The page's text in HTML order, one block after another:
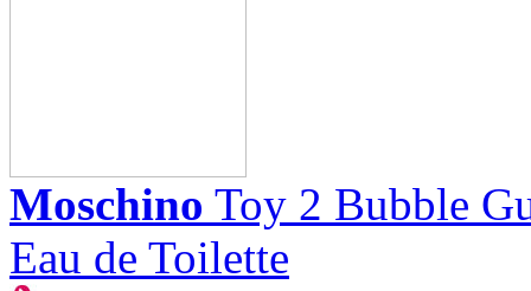
Moschino Toy 2 Bubble
Eau de Toilette